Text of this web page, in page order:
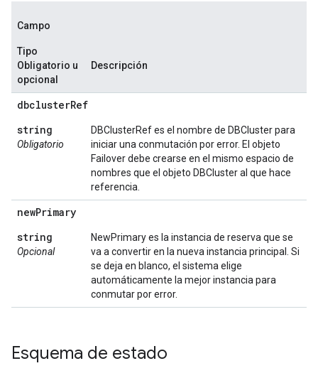
Campo
Tipo
Obligatorio u
opcional
Descripción
dbclusterRef
string
Obligatorio
DBClusterRef es el nombre de DBCluster para
iniciar una conmutación por error. El objeto
Failover debe crearse en el mismo espacio de
nombres que el objeto DBCluster al que hace
referencia.
newPrimary
string
Opcional
NewPrimary es la instancia de reserva que se
va a convertir en la nueva instancia principal. Si
se deja en blanco, el sistema elige
automáticamente la mejor instancia para
conmutar por error.
Esquema de estado